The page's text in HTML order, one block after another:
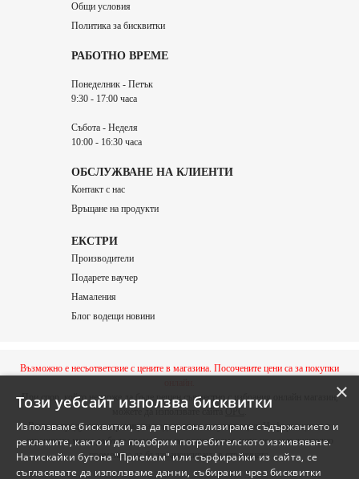
Общи условия
Политика за бисквитки
РАБОТНО ВРЕМЕ
Понеделник - Петък
9:30 - 17:00 часа
Събота - Неделя
10:00 - 16:30 часа
ОБСЛУЖВАНЕ НА КЛИЕНТИ
Контакт с нас
Връщане на продукти
ЕКСТРИ
Производители
Подарете ваучер
Намаления
Блог водещи новини
Възможно е несъответсвие с цените в магазина. Посочените цени са за покупки
При спор, който не може да бъде решен съвместно с избрания онлайн магазин,
Всички продукти в страницата подлежат на актуализация. Информацията в
страницата може да бъде променяна по всяко време, като не е задължително
промените да бъдат анонсирани в страницата.
×
Този уебсайт използва бисквитки
Използваме бисквитки, за да персонализираме съдържанието и
рекламите, както и да подобрим потребителското изживяване.
Натискайки бутона "Приемам" или сърфирайки из сайта, се
съгласявате да използваме данни, събирани чрез бисквитки